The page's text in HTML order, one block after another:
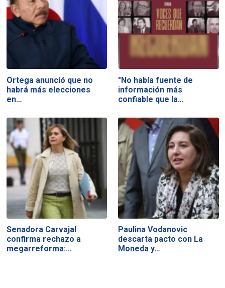
Ortega anunció que no
habrá más elecciones
en…
"No había fuente de
información más
confiable que la…
Senadora Carvajal
confirma rechazo a
megarreforma:…
Paulina Vodanovic
descarta pacto con La
Moneda y…